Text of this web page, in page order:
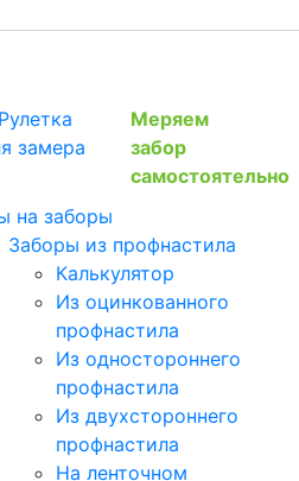
Меряем
забор
самостоятельно
на заборы
Заборы из профнастила
Калькулятор
Из оцинкованного
профнастила
Из одностороннего
профнастила
Из двухстороннего
профнастила
На ленточном